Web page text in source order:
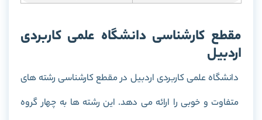
مقطع کارشناسی دانشگاه علمی کاربردی
اردبیل
دانشگاه علمی کاربردی اردبیل در مقطع کارشناسی رشته های
متفاوت و خوبی را ارائه می دهد. این رشته ها به چهار گروه